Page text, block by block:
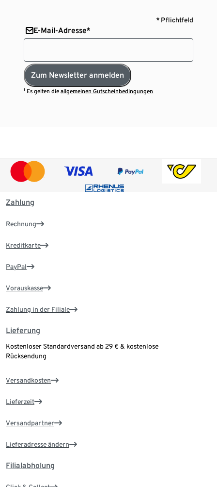
* Pflichtfeld
E-Mail-Adresse*
Zum Newsletter anmelden
¹ Es gelten dieallgemeinen Gutscheinbedingungen
Zahlung
Rechnung
Kreditkarte
PayPal
Vorauskasse
Zahlung in der Filiale
Lieferung
Kostenloser Standardversand ab 29 € & kostenlose
Rücksendung
Versandkosten
Lieferzeit
Versandpartner
Lieferadresse ändern
Filialabholung